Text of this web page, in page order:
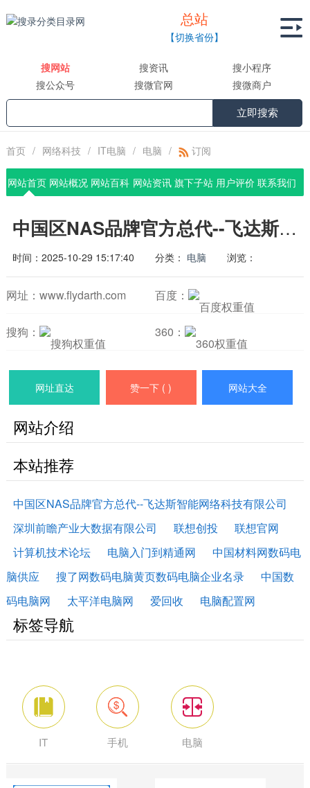

总站
【切换省份】
搜网站 搜资讯
搜小程序
搜公众号
搜微官网 搜微商户
立即搜索
首页 / 网络科技 / IT电脑 / 电脑 / 订阅
网站首页 网站概况 网站百科 网站资讯 旗下子站 用户评价 联系我们
中国区NAS品牌官方总代--飞达斯智能网络科技有限公司
时间：2025-10-29 15:17:40 分类： 电脑 浏览：
网址：www.flydarth.com 百度：
搜狗： 360：
网址直达 赞一下 () 网站大全
网站介绍
本站推荐
中国区NAS品牌官方总代--飞达斯智能网络科技有限公司
深圳前瞻产业大数据有限公司
联想创投
联想官网
计算机技术论坛
电脑入门到精通网
中国材料网数码电
脑供应
搜了网数码电脑黄页数码电脑企业名录
中国数
码电脑网
太平洋电脑网 爱回收 电脑配置网
标签导航
IT 手机 电脑